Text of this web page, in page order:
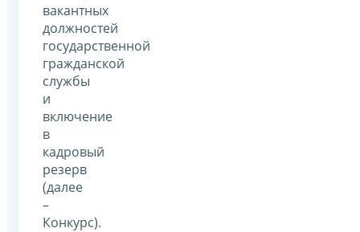
вакантных
должностей
государственной
гражданской
службы
и
включение
в
кадровый
резерв
(далее
–
Конкурс).